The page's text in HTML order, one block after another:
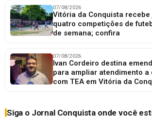
07/08/2026
Vitória da Conquista recebe
quatro competições de
de semana; confira
07/08/2026
Ivan Cordeiro destina
para ampliar atendimento a
com TEA em Vitória da
Siga o Jornal Conquista onde você